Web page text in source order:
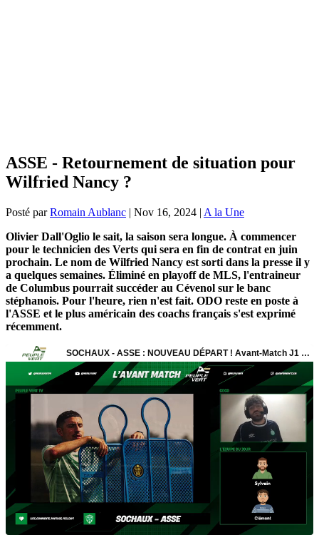
ASSE - Retournement de situation pour
Wilfried Nancy ?
Posté parRomain Aublanc | Nov 16, 2024 | A la Une
Olivier Dall'Oglio le sait, la saison sera longue. À commencer
pour le technicien des Verts qui sera en fin de contrat en juin
prochain. Le nom de Wilfried Nancy est sorti dans la presse il y
a quelques semaines. Éliminé en playoff de MLS, l'entraineur
de Columbus pourrait succéder au Cévenol sur le banc
stéphanois. Pour l'heure, rien n'est fait. ODO reste en poste à
l'ASSE et le plus américain des coachs français s'est exprimé
récemment.